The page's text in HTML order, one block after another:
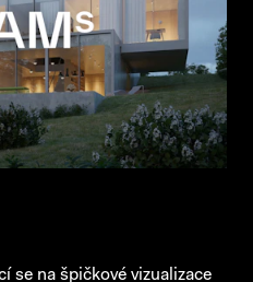
se na špičkové vizualizace